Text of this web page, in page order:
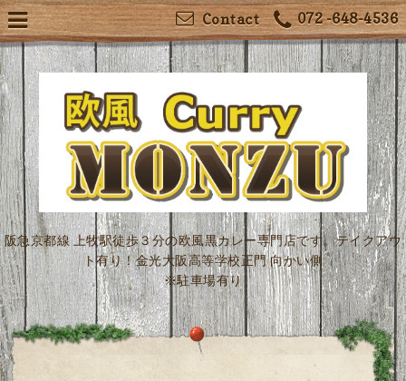
072 -648-4536
Contact
阪急京都線 上牧駅徒歩３分の欧風黒カレー専門店です。テイクアウ
ト有り！金光大阪高等学校正門 向かい側
※駐車場有り